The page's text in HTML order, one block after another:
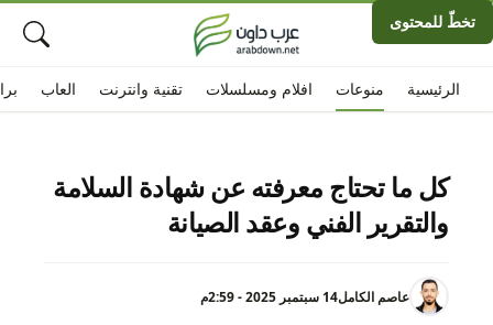
تخطّ للمحتوى
الرئيسية افلام ومسلسلات تقنية وانترنت العاب منوعات
كل ما تحتاج معرفته عن شهادة السلامة
والتقرير الفني وعقد الصيانة
عاصم الكامل14 سبتمبر 2025 - 2:59م